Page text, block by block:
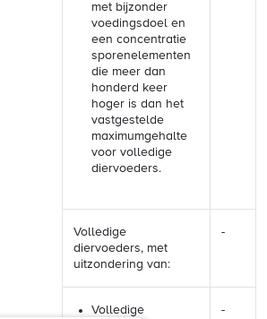
met bijzonder
voedingsdoel en
een concentratie
sporenelementen
die meer dan
honderd keer
hoger is dan het
vastgestelde
maximumgehalte
voor volledige
diervoeders.
Volledige
diervoeders, met
uitzondering van:
-
Volledige
-